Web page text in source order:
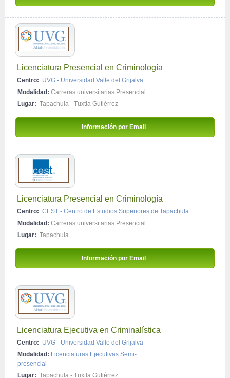
Licenciatura Presencial en Criminología
Centro: UVG - Universidad Valle del Grijalva
Modalidad: Carreras universitarias Presencial
Lugar: Tapachula- Tuxtla Gutiérrez
Información por Email
Licenciatura Presencial en Criminología
Centro: CEST - Centro de Estudios Superiores de Tapachula
Modalidad: Carreras universitarias Presencial
Lugar: Tapachula
Información por Email
Licenciatura Ejecutiva en Criminalística
Centro: UVG - Universidad Valle del Grijalva
Modalidad: Licenciaturas Ejecutivas Semi-
presencial
Lugar: Tapachula- Tuxtla Gutiérrez